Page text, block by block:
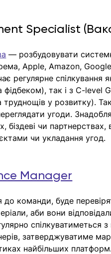
Specialist
— розбудовувати
Apple, Amazon,
регулярне спілкування
фідбеком), так і з C-level
труднощів у розвитку).
угоди.
біздеві чи партнерствах,
чи укладання угод.
Manager
команди, буде
аби вони
спілкуватиметься
затверджуватиме
найбільших